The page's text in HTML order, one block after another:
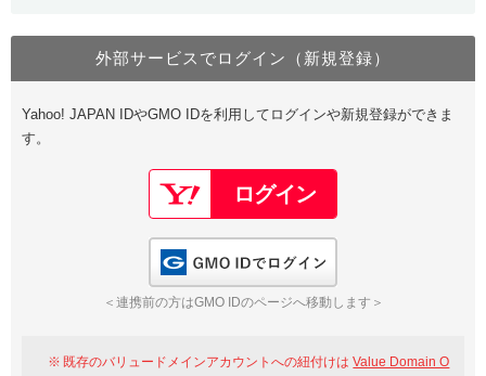
Value Domain Oneにログイン
Google
GMO ID Amazon
※AmazonはValue Domain Oneのログイン画面へ遷移します
Value Domain Oneアカウント作成
以下でも登録可能
Google Yahoo!
GMO ID
外部サービスでログイン（新規登録）
Yahoo! JAPAN IDやGMO IDを利用してログインや新規登録ができま
す。
＜連携前の方はGMO IDのページへ移動します＞
既存のバリュードメインアカウントへの紐付けはValue Domain O